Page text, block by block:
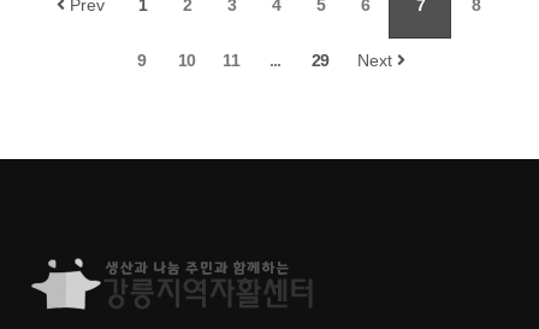
Prev 1 2 3 4 5 6 7 8
9 10 11 ... 29 Next